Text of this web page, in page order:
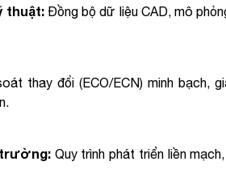
thuật:Đồng bộ dữ liệu CAD, mô
thay đổi (ECO/ECN) minh bạch,
Quy trình phát triển liền